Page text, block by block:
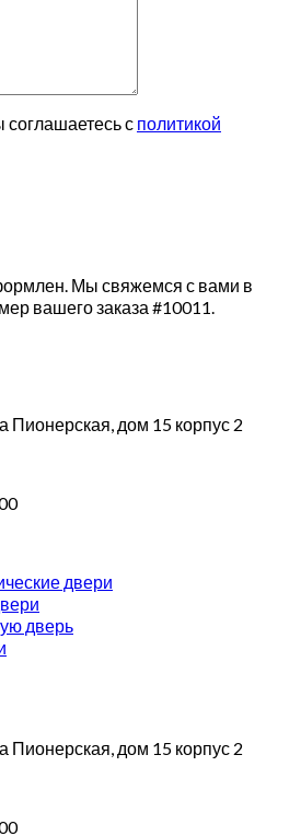
с политикой
Мы свяжемся с вами в
вашего заказа #10011.
Пионерская, дом 15 корпус 2
двери
дверь
Пионерская, дом 15 корпус 2